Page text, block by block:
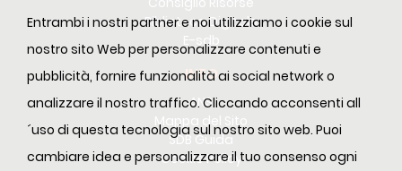
Entrambi i nostri partner e noi utilizziamo i cookie sul
nostro sito Web per personalizzare contenuti e
pubblicità, fornire funzionalità ai social network o
analizzare il nostro traffico. Cliccando acconsenti all
´uso di questa tecnologia sul nostro sito web. Puoi
cambiare idea e personalizzare il tuo consenso ogni
Biblioteca Digitale
E-sdb
INFO
ANS
Mappa del Sito
SDB Guida
Cookie Policy